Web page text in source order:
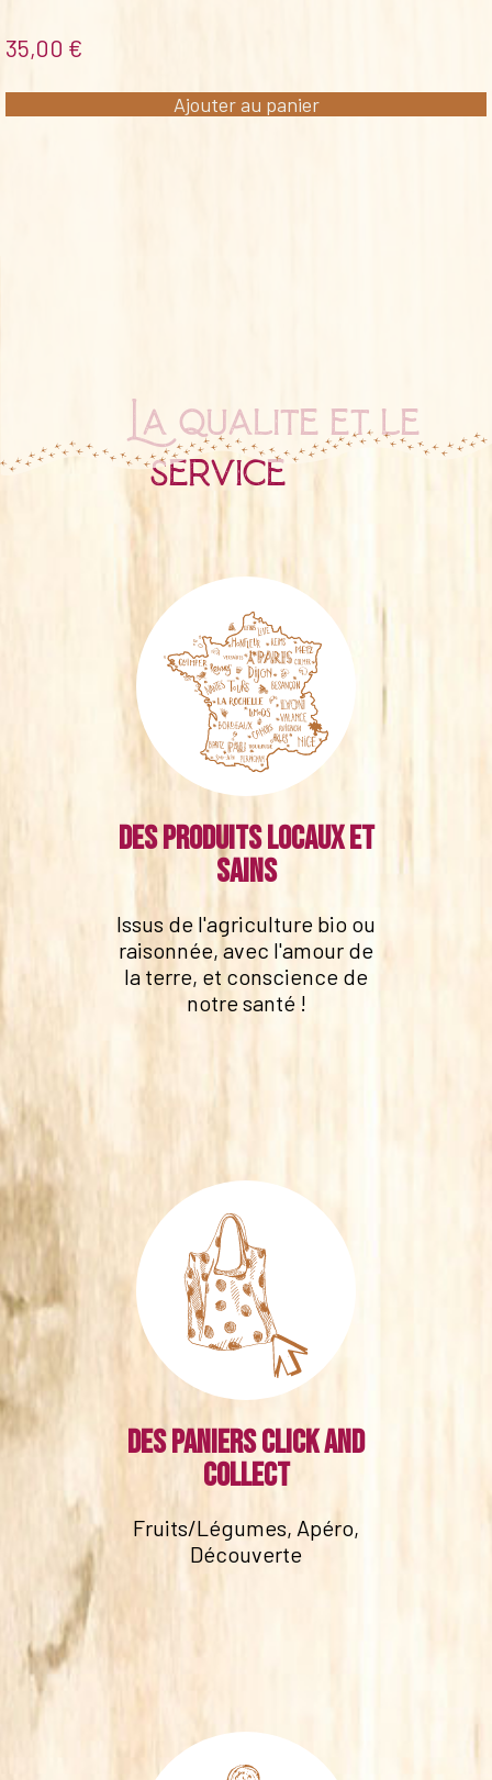
35,00 €
Ajouter au panier
La qualité et le
service
Des produits locaux et
sains
Issus de l'agriculture bio ou
raisonnée, avec l'amour de
la terre, et conscience de
notre santé !
Des paniers click and
collect
Fruits/Légumes, Apéro,
Découverte